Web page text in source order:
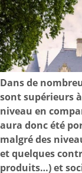
Dans de
sont supérieurs
niveau en
aura donc été
malgré des
et quelques
produits…) et